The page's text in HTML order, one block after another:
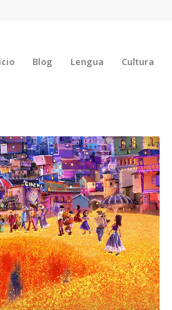
Blog Lengua Cultura